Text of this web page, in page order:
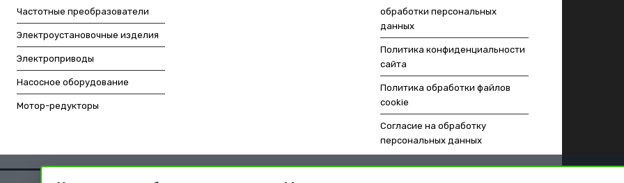
Частотные преобразователи
Электроустановочные изделия
Электроприводы
Насосное оборудование
Мотор-редукторы
обработки персональных
данных
Политика конфиденциальности
сайта
Политика обработки файлов
cookie
Согласие на обработку
персональных данных